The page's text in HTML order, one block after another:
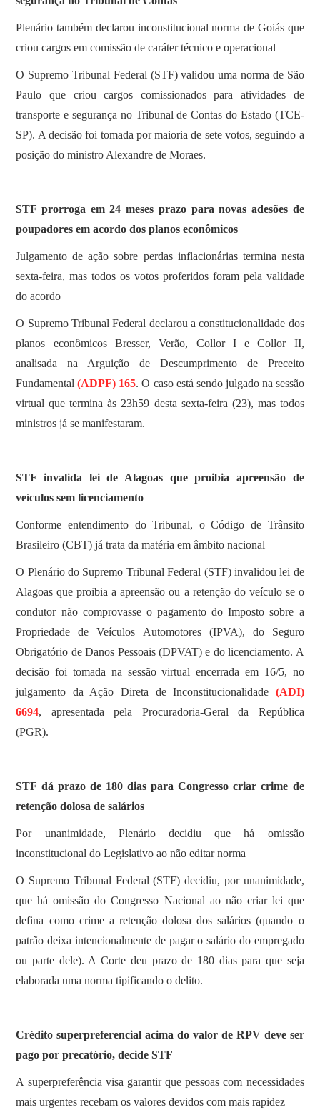
Plenário também declarou inconstitucional norma de Goiás que
criou cargos em comissão de caráter técnico e operacional
O Supremo Tribunal Federal (STF) validou uma norma de São
Paulo que criou cargos comissionados para atividades de
transporte e segurança no Tribunal de Contas do Estado (TCE-
SP). A decisão foi tomada por maioria de sete votos, seguindo a
posição do ministro Alexandre de Moraes.
STF prorroga em 24 meses prazo para novas adesões de
poupadores em acordo dos planos econômicos
Julgamento de ação sobre perdas inflacionárias termina nesta
sexta-feira, mas todos os votos proferidos foram pela validade
do acordo
O Supremo Tribunal Federal declarou a constitucionalidade dos
planos econômicos Bresser, Verão, Collor I e Collor II,
analisada na Arguição de Descumprimento de Preceito
Fundamental(ADPF) 165. O caso está sendo julgado na sessão
virtual que termina às 23h59 desta sexta-feira (23), mas todos
ministros já se manifestaram.
STF invalida lei de Alagoas que proibia apreensão de
veículos sem licenciamento
Conforme entendimento do Tribunal, o Código de Trânsito
Brasileiro (CBT) já trata da matéria em âmbito nacional
O Plenário do Supremo Tribunal Federal (STF) invalidou lei de
Alagoas que proibia a apreensão ou a retenção do veículo se o
condutor não comprovasse o pagamento do Imposto sobre a
Propriedade de Veículos Automotores (IPVA), do Seguro
Obrigatório de Danos Pessoais (DPVAT) e do licenciamento. A
decisão foi tomada na sessão virtual encerrada em 16/5, no
julgamento da Ação Direta de Inconstitucionalidade (ADI)
6694, apresentada pela Procuradoria-Geral da República
(PGR).
STF dá prazo de 180 dias para Congresso criar crime de
retenção dolosa de salários
Por unanimidade, Plenário decidiu que há omissão
inconstitucional do Legislativo ao não editar norma
O Supremo Tribunal Federal (STF) decidiu, por unanimidade,
que há omissão do Congresso Nacional ao não criar lei que
defina como crime a retenção dolosa dos salários (quando o
patrão deixa intencionalmente de pagar o salário do empregado
ou parte dele). A Corte deu prazo de 180 dias para que seja
elaborada uma norma tipificando o delito.
Crédito superpreferencial acima do valor de RPV deve ser
pago por precatório, decide STF
A superpreferência visa garantir que pessoas com necessidades
mais urgentes recebam os valores devidos com mais rapidez